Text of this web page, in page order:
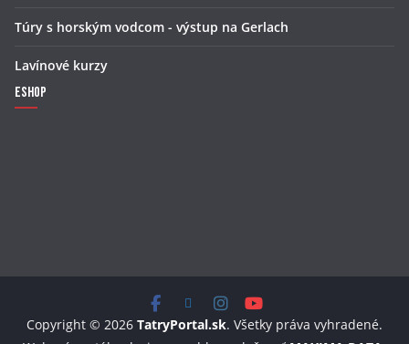
Túry s horským vodcom - výstup na Gerlach
Lavínové kurzy
Eshop
Copyright © 2026 TatryPortal.sk. Všetky práva vyhradené.